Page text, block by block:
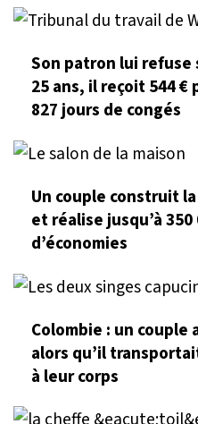
Son patron lui refuse
25 ans, il reçoit 544 €
827 jours de congés
Un couple construit
et réalise jusqu’à
d’économies
Colombie : un couple
alors qu’il
à leur corps